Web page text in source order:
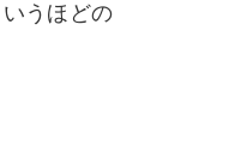
うほどの